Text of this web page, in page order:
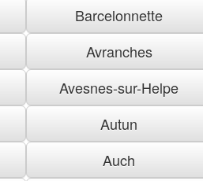
Barcelonnette
Avranches
Avesnes-sur-Helpe
Autun
Auch